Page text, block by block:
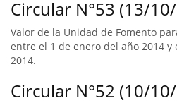
Circular N°53 (13/
Valor de la Unidad de Fomento
entre el 1 de enero del año 2014
2014.
Circular N°52 (10/